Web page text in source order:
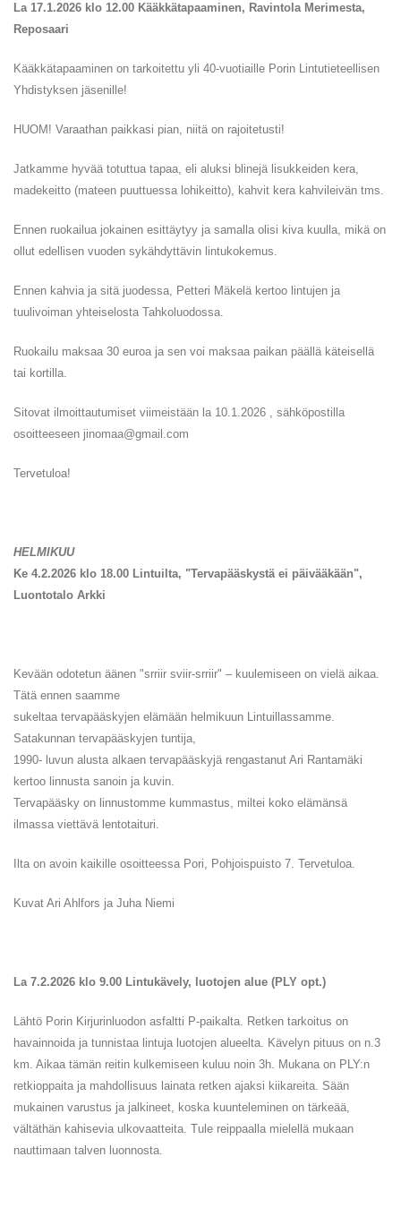
La 17.1.2026 klo 12.00 Kääkkätapaaminen, Ravintola Merimesta,
Reposaari
Kääkkätapaaminen on tarkoitettu yli 40-vuotiaille Porin Lintutieteellisen
Yhdistyksen jäsenille!
HUOM! Varaathan paikkasi pian, niitä on rajoitetusti!
Jatkamme hyvää totuttua tapaa, eli aluksi blinejä lisukkeiden kera,
madekeitto (mateen puuttuessa lohikeitto), kahvit kera kahvileivän tms.
Ennen ruokailua jokainen esittäytyy ja samalla olisi kiva kuulla, mikä on
ollut edellisen vuoden sykähdyttävin lintukokemus.
Ennen kahvia ja sitä juodessa, Petteri Mäkelä kertoo lintujen ja
tuulivoiman yhteiselosta Tahkoluodossa.
Ruokailu maksaa 30 euroa ja sen voi maksaa paikan päällä käteisellä
tai kortilla.
Sitovat ilmoittautumiset viimeistään la 10.1.2026 , sähköpostilla
osoitteeseen jinomaa@gmail.com
Tervetuloa!
HELMIKUU
Ke 4.2.2026 klo 18.00 Lintuilta, "Tervapääskystä ei päivääkään",
Luontotalo Arkki
Kevään odotetun äänen "srriir sviir-srriir" – kuulemiseen on vielä aikaa.
Tätä ennen saamme
sukeltaa tervapääskyjen elämään helmikuun Lintuillassamme.
Satakunnan tervapääskyjen tuntija,
1990- luvun alusta alkaen tervapääskyjä rengastanut Ari Rantamäki
kertoo linnusta sanoin ja kuvin.
Tervapääsky on linnustomme kummastus, miltei koko elämänsä
ilmassa viettävä lentotaituri.
Ilta on avoin kaikille osoitteessa Pori, Pohjoispuisto 7. Tervetuloa.
Kuvat Ari Ahlfors ja Juha Niemi
La 7.2.2026 klo 9.00 Lintukävely, luotojen alue (PLY opt.)
Lähtö Porin Kirjurinluodon asfaltti P-paikalta. Retken tarkoitus on
havainnoida ja tunnistaa lintuja luotojen alueelta. Kävelyn pituus on n.3
km. Aikaa tämän reitin kulkemiseen kuluu noin 3h. Mukana on PLY:n
retkioppaita ja mahdollisuus lainata retken ajaksi kiikareita. Sään
mukainen varustus ja jalkineet, koska kuunteleminen on tärkeää,
vältäthän kahisevia ulkovaatteita. Tule reippaalla mielellä mukaan
nauttimaan talven luonnosta.